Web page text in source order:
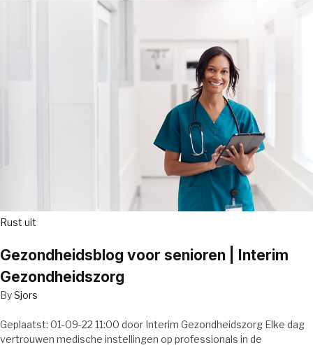
Rust uit
Gezondheidsblog voor senioren | Interim
Gezondheidszorg
BySjors
Geplaatst: 01-09-22 11:00 door Interim Gezondheidszorg Elke dag
vertrouwen medische instellingen op professionals in de